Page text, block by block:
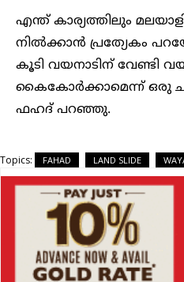
എന്ത് കാര്യത്തിലും
നിൽക്കാൻ പ്രത്യേകം
കൂടി വയനാടിന് വേണ്ടി
കൈകോര്‍ക്കാമെന്ന് ഒരു
ഫഹദ് പറഞ്ഞു.
Topics: FAHAD LAND SLIDE